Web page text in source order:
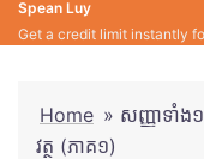
Skip
to
Spean Luy
Get a credit limit instantly
Home » សញ្ញាទាំង
វត្ថុ (ភាគ១)